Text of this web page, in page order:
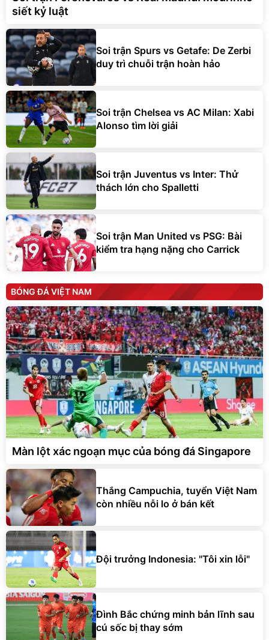
siết kỷ luật
Soi trận Spurs vs Getafe: De Zerbi
duy trì chuỗi trận hoàn hảo
Soi trận Chelsea vs AC Milan: Xabi
Alonso tìm lời giải
Soi trận Juventus vs Inter: Thử
thách lớn cho Spalletti
Soi trận Man United vs PSG: Bài
kiểm tra hạng nặng cho Carrick
BÓNG ĐÁ VIỆT NAM
Màn lột xác ngoạn mục của bóng đá Singapore
Thắng Campuchia, tuyển Việt Nam
còn nhiều nỗi lo ở bán kết
Đội trưởng Indonesia: "Tôi xin lỗi"
Đình Bắc chứng minh bản lĩnh sau
cú sốc bị thay sớm